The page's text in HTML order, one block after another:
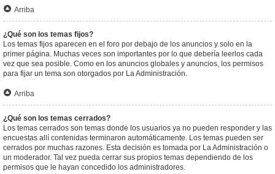
Arriba
¿Qué son los temas fijos?
Los temas fijos aparecen en el foro por debajo de los anuncios y solo en la
primer página. Muchas veces son importantes por lo que debería leerlos cada
vez que sea posible. Como en los anuncios globales y anuncios, los permisos
para fijar un tema son otorgados por La Administración.
Arriba
¿Qué son los temas cerrados?
Los temas cerrados son temas donde los usuarios ya no pueden responder y las
encuestas allí contenidas terminaron automáticamente. Los temas pueden ser
cerrados por muchas razones. Esta decisión es tomada por La Administración o
un moderador. Tal vez pueda cerrar sus propios temas dependiendo de los
permisos que le hayan concedido los administradores.